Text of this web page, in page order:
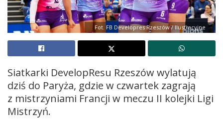
Fot. FB Developres Rzeszów / Ilustracyjne
Siatkarki DevelopResu Rzeszów wylatują
dziś do Paryża, gdzie w czwartek zagrają
z mistrzyniami Francji w meczu II kolejki Ligi
Mistrzyń.